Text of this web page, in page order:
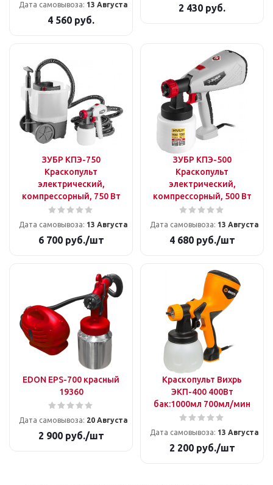
Дата самовывоза: 13 Августа
4 560 руб.
2 430 руб.
ЗУБР КПЭ-750
Краскопульт
электрический,
компрессорный, 750 Вт
Дата самовывоза: 13 Августа
6 700руб./шт
ЗУБР КПЭ-500
Краскопульт
электрический,
компрессорный, 500 Вт
Дата самовывоза: 13 Августа
4 680руб./шт
EDON EPS-700 красный
19360
Дата самовывоза: 20 Августа
2 900руб./шт
Краскопульт Вихрь
ЭКП-400 400Вт
бак:1000мл 700мл/мин
Дата самовывоза: 13 Августа
2 200руб./шт